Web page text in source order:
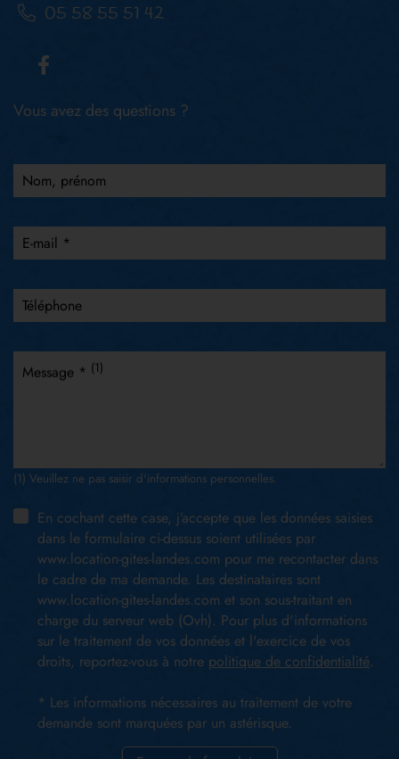
05 58 55 51 42
Vous avez des questions ?
Nom, prénom
E-mail *
Téléphone
Message * (1)
(1) Veuillez ne pas saisir d'informations personnelles.
En cochant cette case, j’accepte que les données saisies
dans le formulaire ci-dessus soient utilisées par
www.location-gites-landes.com pour me recontacter dans
le cadre de ma demande. Les destinataires sont
www.location-gites-landes.com et son sous-traitant en
charge du serveur web (Ovh). Pour plus d'informations
sur le traitement de vos données et l'exercice de vos
droits, reportez-vous à notre politique de confidentialité.
* Les informations nécessaires au traitement de votre
demande sont marquées par un astérisque.